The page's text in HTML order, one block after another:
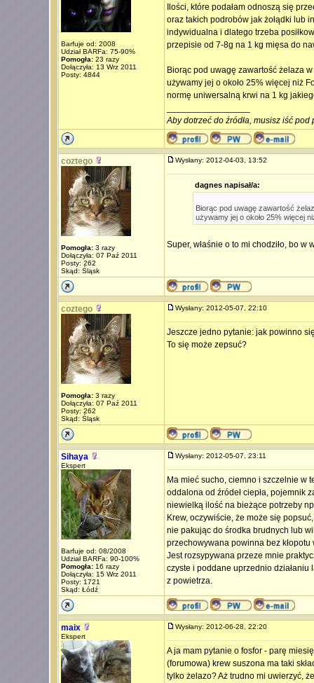
Barfuje od: 2008
Udział BARFa: 75-90%
Pomogła:23 razy
Dołączyła: 13 Wrz 2011
Posty: 4844
Ilości, które podałam odnoszą się
oraz takich podrobów jak żołądki lub
indywidualna i dlatego trzeba
przepisie od 7-8g na 1 kg mięsa do
Biorąc pod uwagę zawartość żelaza
używamy jej o około 25% więcej niż
normę uniwersalną krwi na 1 kg
Aby dotrzeć do źródła, musisz iść pod
coztego
Pomogła:3 razy
Dołączyła: 07 Paź 2011
Posty: 262
Skąd: Śląsk
Wysłany: 2012-04-03, 13:52
dagnes napisał/a:
Biorąc pod uwagę zawartość
używamy jej o około 25% więcej
Super, właśnie o to mi chodziło, bo
coztego
Pomogła:3 razy
Dołączyła: 07 Paź 2011
Posty: 262
Skąd: Śląsk
Wysłany: 2012-05-07, 22:10
Jeszcze jedno pytanie: jak powinno
To się może zepsuć?
Sihaya
Ekspert
Barfuje od: 08/2008
Udział BARFa: 90-100%
Pomogła:16 razy
Dołączyła: 15 Wrz 2011
Posty: 1721
Skąd: Łódź
Wysłany: 2012-05-07, 23:11
Ma mieć sucho, ciemno i szczelnie w
oddalona od źródeł ciepła, pojemnik
niewielką ilość na bieżące potrzeby
Krew, oczywiście, że może się
nie pakując do środka brudnych lub
przechowywana powinna bez kłopotu
Jest rozsypywana przeze mnie
czyste i poddane uprzednio
z powietrza.
maix
Ekspert
Wysłany: 2012-06-28, 22:20
A ja mam pytanie o fosfor - parę
(forumowa) krew suszona ma taki
tylko żelazo? Aż trudno mi uwierzyć,